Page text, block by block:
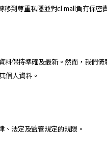
到尊重私隱並對cl mall負有保密
保持準確及最新。然而，我們
個人資料。
法定及監管規定的規限。